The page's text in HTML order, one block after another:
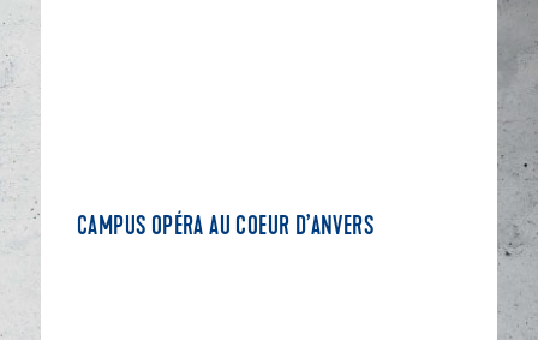
CAMPUS OPÉRA AU COEUR D’ANVERS